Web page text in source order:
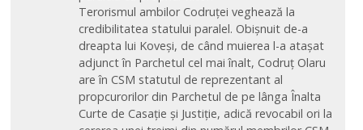
Terorismul ambilor Codruței veghează la
credibilitatea statului paralel. Obișnuit de-a
dreapta lui Koveși, de când muierea l-a atașat
adjunct în Parchetul cel mai înalt, Codruț Olaru
are în CSM statutul de reprezentant al
propcurorilor din Parchetul de pe lânga Înalta
Curte de Casație și Justiție, adică revocabil ori la